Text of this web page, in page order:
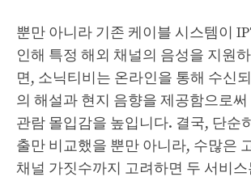
뿐만 아니라 기존 케이블 시스템이
인해 특정 해외 채널의 음성을 지원
면, 소닉티비는 온라인을 통해 수신
의 해설과 현지 음향을 제공함으로
관람 몰입감을 높입니다. 결국, 단순
출만 비교했을 뿐만 아니라, 수많은
채널 가짓수까지 고려하면 두 서비